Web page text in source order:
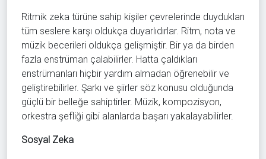
Ritmik zeka türüne sahip kişiler çevrelerinde duydukları
tüm seslere karşı oldukça duyarlıdırlar. Ritm, nota ve
müzik becerileri oldukça gelişmiştir. Bir ya da birden
fazla enstrüman çalabilirler. Hatta çaldıkları
enstrümanları hiçbir yardım almadan öğrenebilir ve
geliştirebilirler. Şarkı ve şiirler söz konusu olduğunda
güçlü bir belleğe sahiptirler. Müzik, kompozisyon,
orkestra şefliği gibi alanlarda başarı yakalayabilirler.
Sosyal Zeka